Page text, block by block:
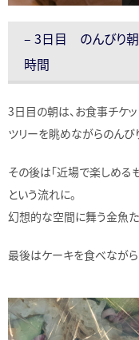
– 3日目 のんびり朝
時間
3日目の朝は、お食事チケ
ツリーを眺めながらのんび
その後は「近場で楽しめる
という流れに。
幻想的な空間に舞う金魚た
最後はケーキを食べながら